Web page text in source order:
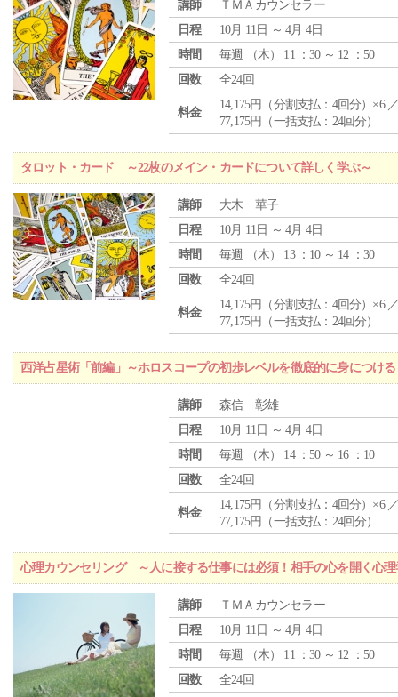
講師
ＴＭＡカウンセラー
日程
10月 11日 ～ 4月 4日
時間
毎週 （木） 11 ：30 ～ 12 ：50
回数
全24回
料金
14,175円（分割支払：4回分）×6
77,175円（一括支払：24回分）
タロット・カード ～22枚のメイン・カードについて詳しく学ぶ～
講師
大木 華子
日程
10月 11日 ～ 4月 4日
時間
毎週 （木） 13 ：10 ～ 14 ：30
回数
全24回
料金
14,175円（分割支払：4回分）×6
77,175円（一括支払：24回分）
西洋占星術「前編」～ホロスコープの初歩レベルを徹底的に身につける
講師
森信 彰雄
日程
10月 11日 ～ 4月 4日
時間
毎週 （木） 14 ：50 ～ 16 ：10
回数
全24回
料金
14,175円（分割支払：4回分）×6
77,175円（一括支払：24回分）
心理カウンセリング ～人に接する仕事には必須！相手の心を開く心理
講師
ＴＭＡカウンセラー
日程
10月 11日 ～ 4月 4日
時間
毎週 （木） 11 ：30 ～ 12 ：50
回数
全24回